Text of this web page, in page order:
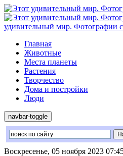
удивительный мир. Фотографии
Главная
Животные
Места планеты
Растения
Творчество
Дома и постройки
Люди
navbar-toggle
Воскресенье, 05 ноября 2023